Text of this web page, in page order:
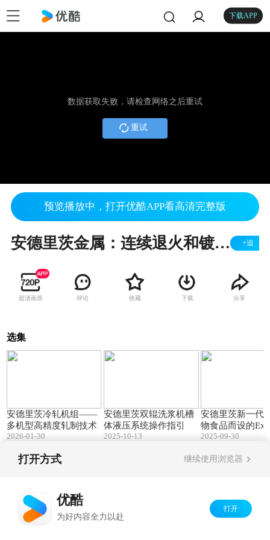
下载APP
数据获取失败，请检查网络之后重试
重试
预览播放中，打开优酷APP看高清完整版
安德里茨金属：连续退火和镀锌线工业炉 +追
超清画质 评论 收藏 下载 分享
选集
安德里茨冷轧机组——
多机型高精度轧制技术
2026-01-30
安德里茨双辊洗浆机槽
体液压系统操作指引
2025-10-13
安德里茨新一代
物食品而设的
021膨化机
2025-09-30
打开方式 继续使用浏览器
优酷
为好内容全力以赴
打开